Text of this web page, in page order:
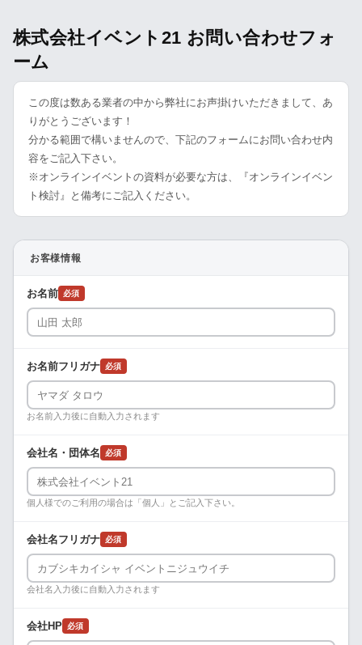
株式会社イベント21 お問い合わせフォ
ーム
この度は数ある業者の中から弊社にお声掛けいただきまして、あ
りがとうございます！
分かる範囲で構いませんので、下記のフォームにお問い合わせ内
容をご記入下さい。
※オンラインイベントの資料が必要な方は、『オンラインイベン
ト検討』と備考にご記入ください。
お客様情報
お名前 必須
お名前フリガナ 必須
お名前入力後に自動入力されます
会社名・団体名 必須
個人様でのご利用の場合は「個人」とご記入下さい。
会社名フリガナ 必須
会社名入力後に自動入力されます
会社HP 必須